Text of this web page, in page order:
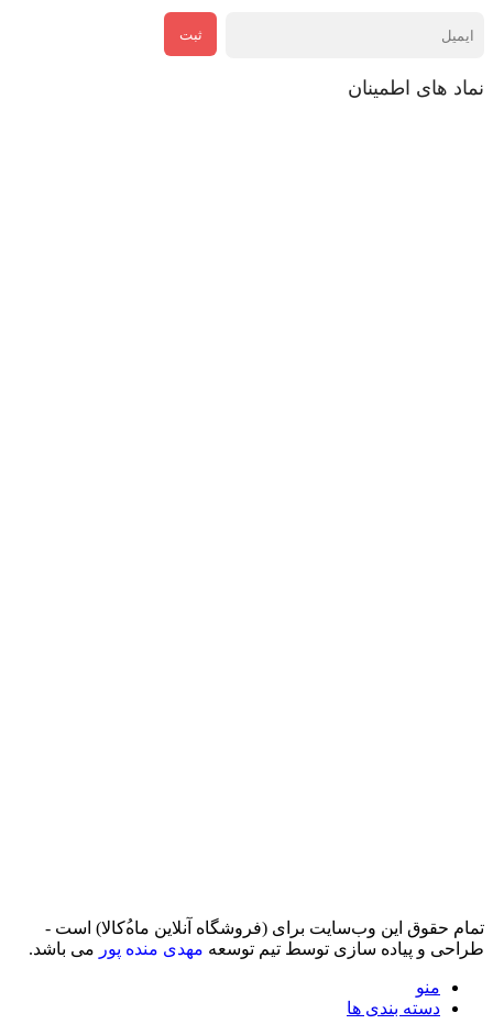
ثبت
نماد های اطمینان
تمام حقوق اين وب‌سايت برای (فروشگاه آنلاین ماه‌‌‌‌‌‌ُکالا) است -
طراحی و پیاده سازی توسط تیم توسعه مهدی منده پور می باشد.
منو
دسته بندی ها